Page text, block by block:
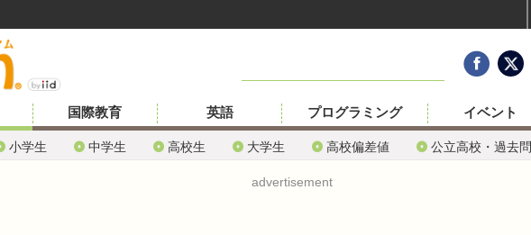
小学生 中学生 高校生 大学生 高校偏差値 公立高校・過去問
国際教育 英語 プログラミング イベント
advertisement